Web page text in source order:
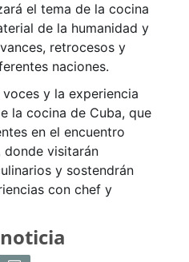
el tema de la cocina
de la humanidad y
retrocesos y
naciones.
y la experiencia
la cocina de Cuba, que
en el encuentro
donde visitarán
y sostendrán
con chef y